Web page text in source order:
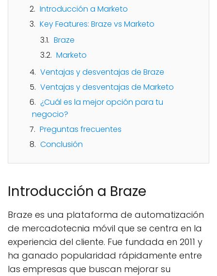
Introducción a Marketo
Key Features: Braze vs Marketo
Braze
Marketo
Ventajas y desventajas de Braze
Ventajas y desventajas de Marketo
¿Cuál es la mejor opción para tu
negocio?
Preguntas frecuentes
Conclusión
Introducción a Braze
Braze es una plataforma de automatización
de mercadotecnia móvil que se centra en la
experiencia del cliente. Fue fundada en 2011 y
ha ganado popularidad rápidamente entre
las empresas que buscan mejorar su